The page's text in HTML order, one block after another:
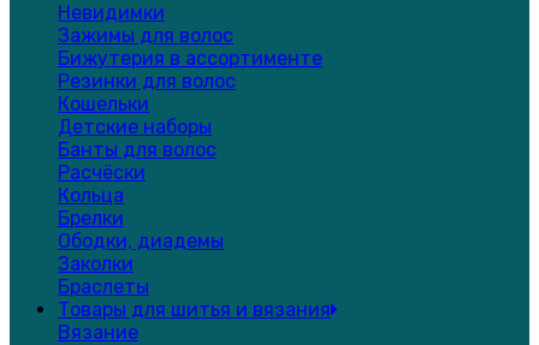
Невидимки
Зажимы для волос
Бижутерия в ассортименте
Резинки для волос
Кошельки
Детские наборы
Банты для волос
Расчёски
Кольца
Брелки
Ободки, диадемы
Заколки
Браслеты
Товары для шитья и вязания
Вязание